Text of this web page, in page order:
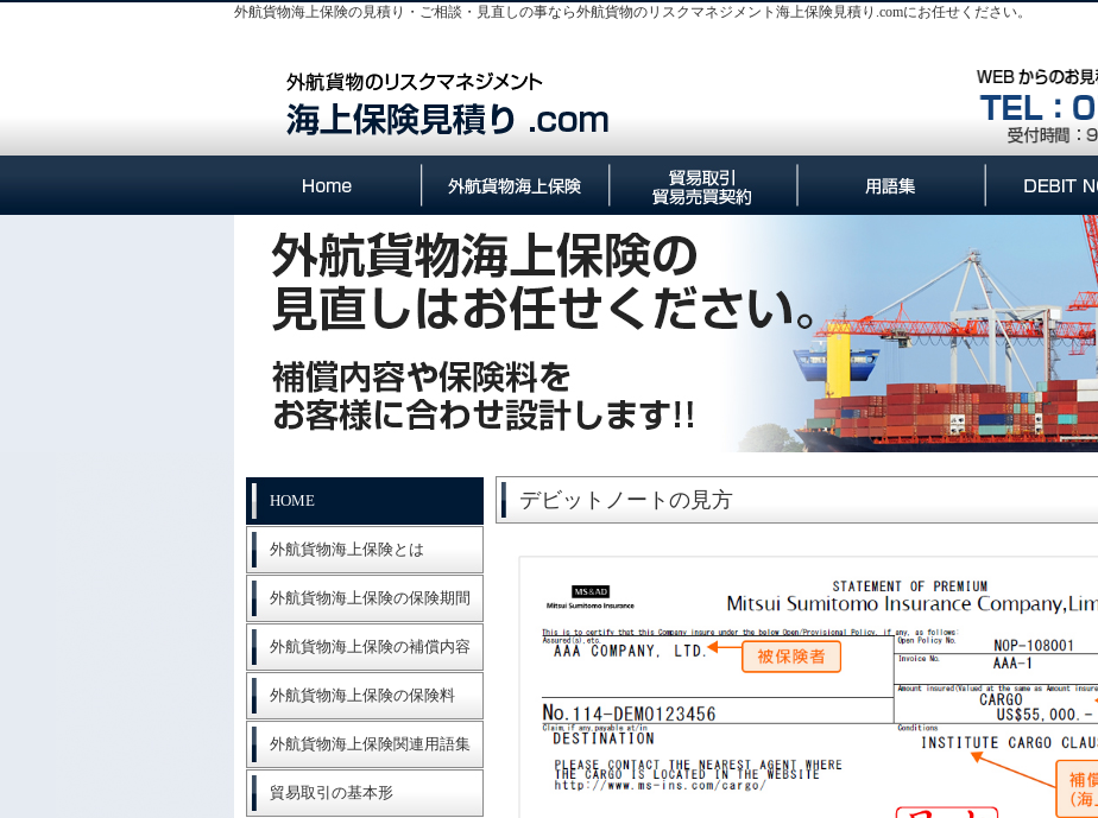
外航貨物海上保険の見積り・ご相談・見直しの事なら外航貨物のリスクマネジメント海上保険見積り.comにお任せください。
外航貨物海上保険とは？
外航貨物海上保険の保険期間
外航貨物海上保険の補償内容
外航貨物海上保険の保険料 貿易取引の基本形
貿易売買契約における
主要取引条件
貿易売買契約の成立から
代金決済までのフロー
デビットノートの見方
HOME
外航貨物海上保険とは
外航貨物海上保険の保険期間
外航貨物海上保険の補償内容
外航貨物海上保険の保険料
外航貨物海上保険関連用語集
貿易取引の基本形